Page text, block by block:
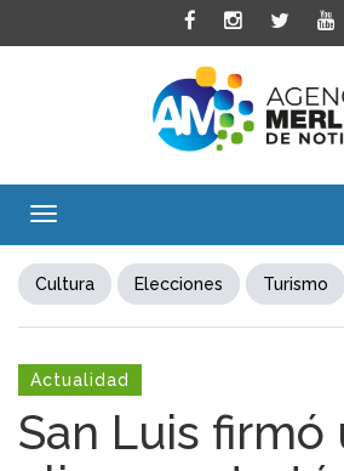
Toggle
Cultura Elecciones Turismo
Actualidad
San Luis firmó